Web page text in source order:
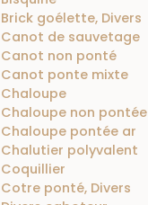
Brick goélette, Divers
Canot de sauvetage
Canot non ponté
Canot ponte mixte
Chaloupe
Chaloupe non pontée
Chaloupe pontée ar
Chalutier polyvalent
Coquillier
Cotre ponté, Divers